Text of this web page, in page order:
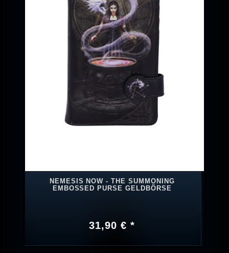
NEMESIS NOW - THE SUMMONING
EMBOSSED PURSE GELDBÖRSE
31,90 € *